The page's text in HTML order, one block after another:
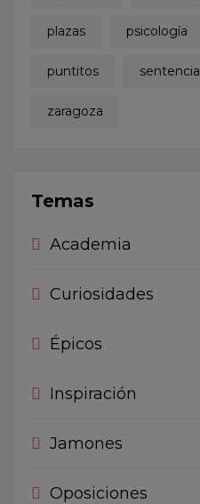
plazas psicología
puntitos sentencia
zaragoza
Temas
Academia
Curiosidades
Épicos
Inspiración
Jamones
Oposiciones